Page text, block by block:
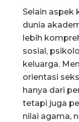
Selain aspek
dunia
lebih
sosial,
keluarga.
orientasi
hanya dari
tetapi juga
nilai agama,